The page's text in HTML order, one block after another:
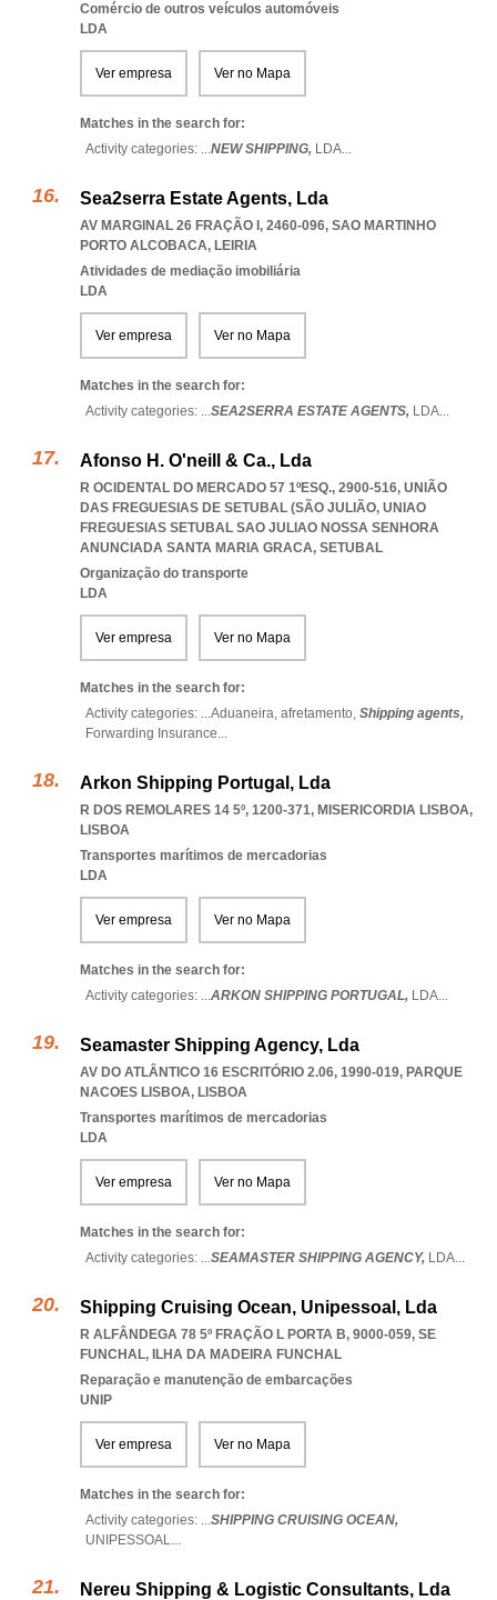
Comércio de outros veículos automóveis
LDA
Ver empresa Ver no Mapa
Matches in the search for:
Activity categories: ...NEW SHIPPING, LDA...
Sea2serra Estate Agents, Lda
AV MARGINAL 26 FRAÇÃO I, 2460-096, SAO MARTINHO
PORTO ALCOBACA, LEIRIA
Atividades de mediação imobiliária
LDA
Ver empresa Ver no Mapa
Matches in the search for:
Activity categories: ...SEA2SERRA ESTATE AGENTS, LDA...
Afonso H. O'neill & Ca., Lda
R OCIDENTAL DO MERCADO 57 1ºESQ., 2900-516, UNIÃO
DAS FREGUESIAS DE SETUBAL (SÃO JULIÃO, UNIAO
FREGUESIAS SETUBAL SAO JULIAO NOSSA SENHORA
ANUNCIADA SANTA MARIA GRACA, SETUBAL
Organização do transporte
LDA
Ver empresa Ver no Mapa
Matches in the search for:
Activity categories: ...Aduaneira, afretamento, Shipping agents,
Forwarding Insurance...
Arkon Shipping Portugal, Lda
R DOS REMOLARES 14 5º, 1200-371, MISERICORDIA LISBOA,
LISBOA
Transportes marítimos de mercadorias
LDA
Ver empresa Ver no Mapa
Matches in the search for:
Activity categories: ...ARKON SHIPPING PORTUGAL, LDA...
Seamaster Shipping Agency, Lda
AV DO ATLÂNTICO 16 ESCRITÓRIO 2.06, 1990-019, PARQUE
NACOES LISBOA, LISBOA
Transportes marítimos de mercadorias
LDA
Ver empresa Ver no Mapa
Matches in the search for:
Activity categories: ...SEAMASTER SHIPPING AGENCY, LDA...
Shipping Cruising Ocean, Unipessoal, Lda
R ALFÂNDEGA 78 5º FRAÇÃO L PORTA B, 9000-059, SE
FUNCHAL, ILHA DA MADEIRA FUNCHAL
Reparação e manutenção de embarcações
UNIP
Ver empresa Ver no Mapa
Matches in the search for:
Activity categories: ...SHIPPING CRUISING OCEAN,
UNIPESSOAL...
Nereu Shipping & Logistic Consultants, Lda